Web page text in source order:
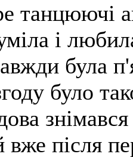
танцюючі
і
була
було
вже після